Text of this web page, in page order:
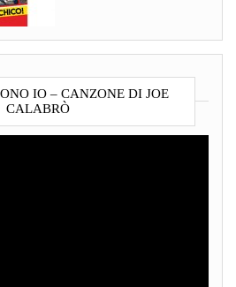
IO – CANZONE DI JOE
CALABRÒ